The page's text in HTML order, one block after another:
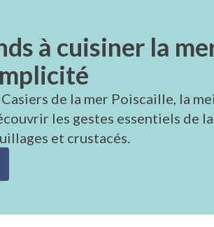
à cuisiner la
de la mer Poiscaille, la
les gestes essentiels de
et crustacés.